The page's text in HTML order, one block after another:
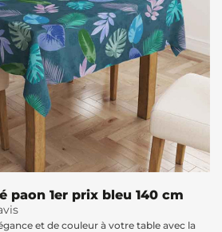
paon 1er prix bleu 140 cm
et de couleur à votre table avec la